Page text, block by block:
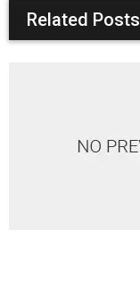
Related Posts